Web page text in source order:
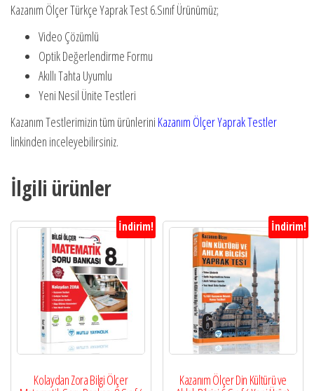
Kazanım Ölçer Türkçe Yaprak Test 6.Sınıf Ürünümüz;
Video Çözümlü
Optik Değerlendirme Formu
Akıllı Tahta Uyumlu
Yeni Nesil Ünite Testleri
Kazanım Testlerimizin tüm ürünlerini Kazanım Ölçer Yaprak Testler
linkinden inceleyebilirsiniz.
İlgili ürünler
İndirim!
Kolaydan Zora Bilgi Ölçer
İndirim!
Kazanım Ölçer Din Kültürü ve